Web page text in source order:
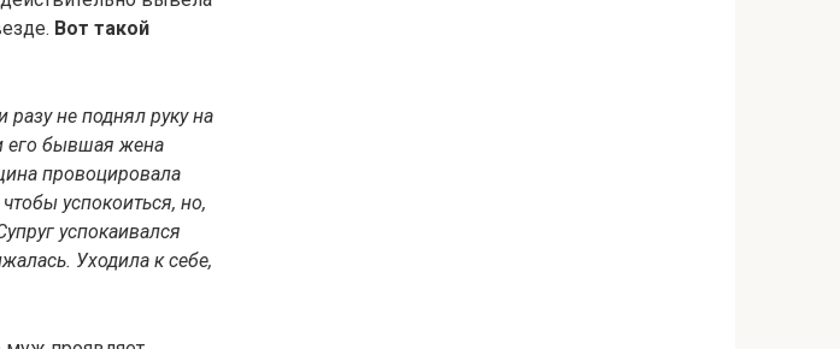
Вот такой
не поднял руку на
его бывшая жена
провоцировала
успокоиться, но,
успокаивался
Уходила к себе,